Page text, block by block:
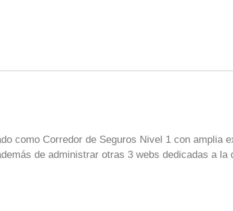
como Corredor de Seguros Nivel 1 con amplia
de administrar otras 3 webs dedicadas a la